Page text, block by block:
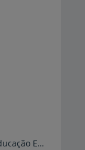
Perturbações do Desenvolvimento, Educação Especial e Educação Inclusiva